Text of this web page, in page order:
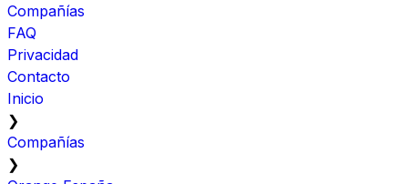
Compañías
FAQ
Privacidad
Contacto
Inicio
❯
Compañías
❯